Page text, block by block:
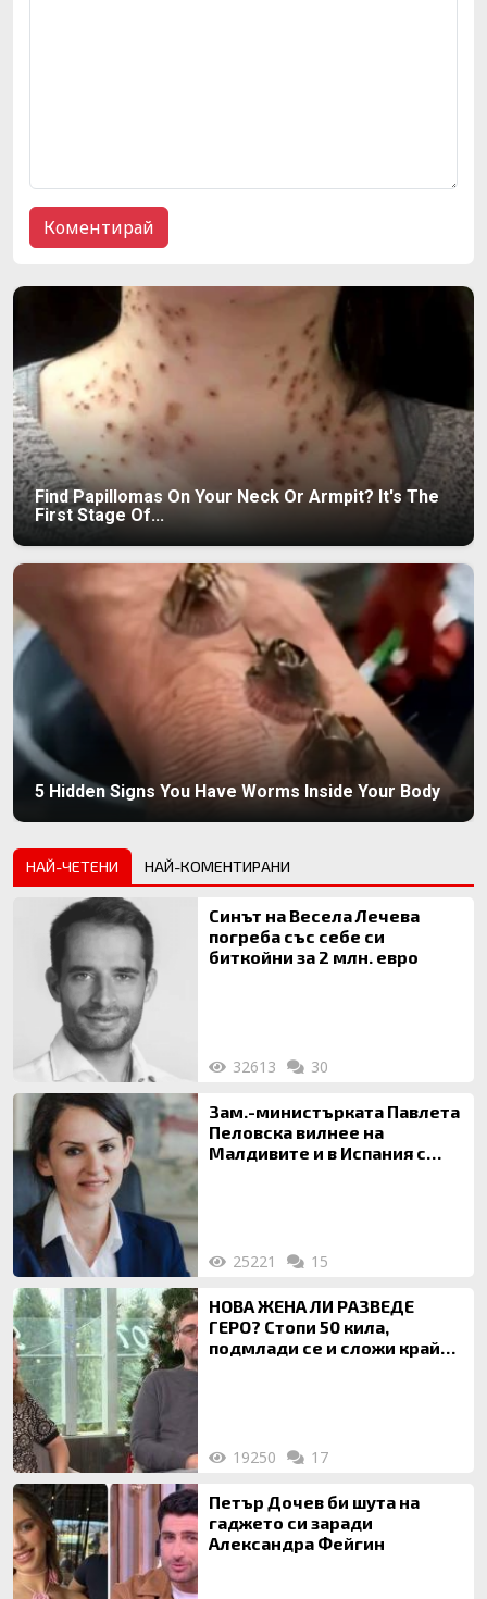
Find Papillomas On Your Neck Or Armpit? It's The
First Stage Of...
5 Hidden Signs You Have Worms Inside Your Body
НАЙ-ЧЕТЕНИ НАЙ-КОМЕНТИРАНИ
Синът на Весела Лечева
погреба със себе си
биткойни за 2 млн. евро
32613 30
Зам.-министърката Павлета
Пеловска вилнее на
Малдивите и в Испания с
25221 15
НОВА ЖЕНА ЛИ РАЗВЕДЕ
ГЕРО? Стопи 50 кила,
подмлади се и сложи край
19250 17
Петър Дочев би шута на
гаджето си заради
Александра Фейгин